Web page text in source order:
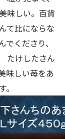
味しい。百貨
て比にならな
でくださり、
たけしたさん
味しい苺をあ